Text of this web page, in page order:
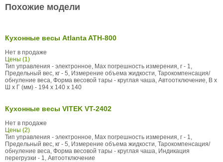
Похожие модели
Кухонные весы Atlanta ATH-800
Нет в продаже
Цены (1)
Тип управления - электронное, Max погрешность измерения, г - 1,
Предельный вес, кг - 5, Измерение объема жидкости, Тарокомпенсация/
обнуление веса, Форма весовой тары - круглая чаша, Автоотключение, В x
Ш x Г (мм) - 194 x 140 x 140
Кухонные весы VITEK VT-2402
Нет в продаже
Цены (2)
Тип управления - электронное, Max погрешность измерения, г - 1,
Предельный вес, кг - 5, Измерение объема жидкости, Тарокомпенсация/
обнуление веса, Форма весовой тары - круглая чаша, Индикация
перегрузки - 1, Автоотключение